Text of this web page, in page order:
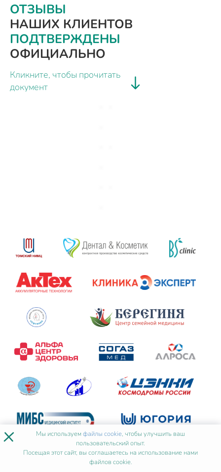
ОТЗЫВЫ
НАШИХ КЛИЕНТОВ
ПОДТВЕРЖДЕНЫ
ОФИЦИАЛЬНО
Кликните, чтобы прочитать
документ
× Мы используемфайлы cookie, чтобы улучшить ваш
пользовательский опыт.
Посещая этот сайт, вы соглашаетесь на использование нами
файлов cookie.